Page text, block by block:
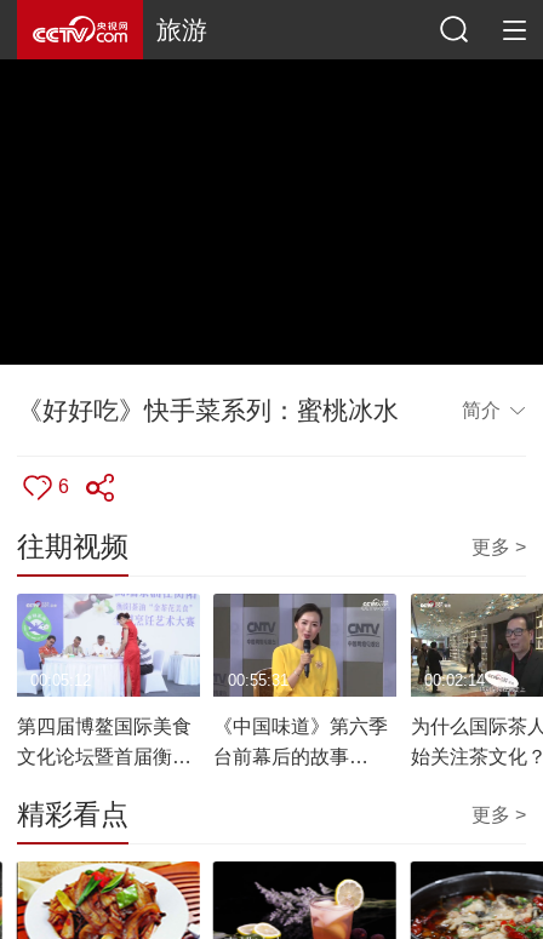
旅游
《好好吃》快手菜系列：蜜桃冰水 简介
6
往期视频 更多 >
第四届博鳌国际美食
文化论坛暨首届衡阳
00:05:12
《中国味道》第六季
台前幕后的故事
00:55:31
为什么国际茶
始关注茶文化
00:02:14
精彩看点 更多 >